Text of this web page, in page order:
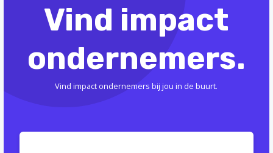
Vind impact
ondernemers.
Vind impact ondernemers bij jou in de buurt.